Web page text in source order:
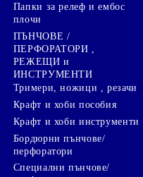
Папки за релеф и ембос
плочи
ПЪНЧОВЕ /
ПЕРФОРАТОРИ ,
РЕЖЕЩИ и
ИНСТРУМЕНТИ
Тримери, ножици , резачи
Крафт и хоби пособия
Крафт и хоби инструменти
Бордюрни пънчове/
перфоратори
Специални пънчове/